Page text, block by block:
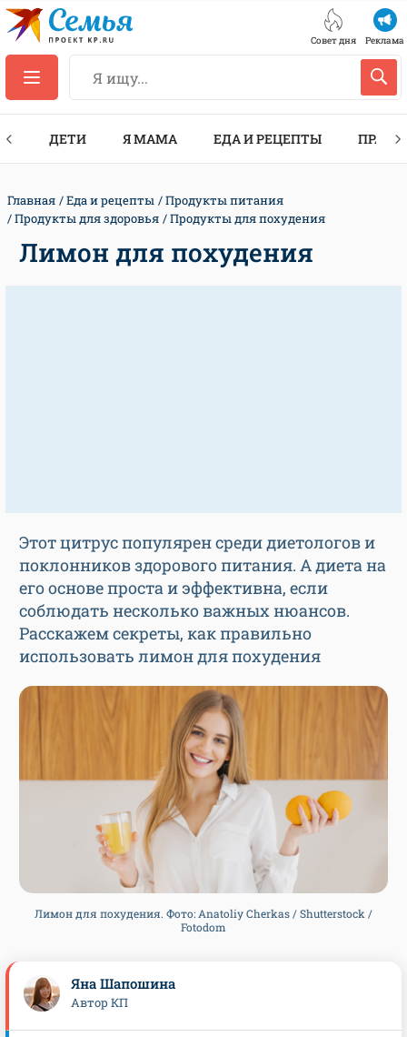
Совет дня Реклама
ДЕТИ Я МАМА ЕДА И РЕЦЕПТЫ
Главная Еда и рецепты
Продукты питания
Продукты для здоровья
Продукты для похудения
Лимон для похудения
Этот цитрус популярен среди диетологов и
поклонников здорового питания. А диета на
его основе проста и эффективна, если
соблюдать несколько важных нюансов.
Расскажем секреты, как правильно
использовать лимон для похудения
Лимон для похудения. Фото: Anatoliy Cherkas / Shutterstock /
Fotodom
Яна Шапошина
Автор КП